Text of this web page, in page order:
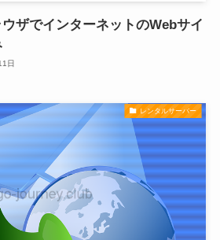
ウザでインターネットのWebサイ
日
レンタルサーバー